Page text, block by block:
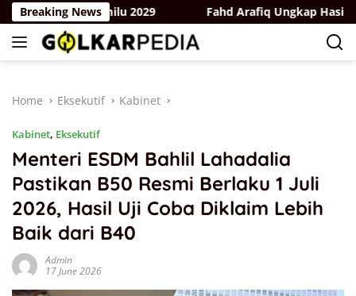
Skip
to
content
Breaking News
Hadapi Pemilu 2029 Fahd Arafiq Ungkap Hasil
Home Eksekutif Kabinet
Kabinet, Eksekutif
Menteri ESDM Bahlil Lahadalia
Pastikan B50 Resmi Berlaku 1 Juli
2026, Hasil Uji Coba Diklaim Lebih
Baik dari B40
Admin
17 June 2026